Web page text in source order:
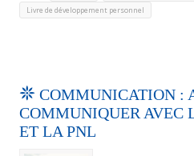
Livre de développement personnel
COMMUNICATION :
COMMUNIQUER AVEC
ET LA PNL